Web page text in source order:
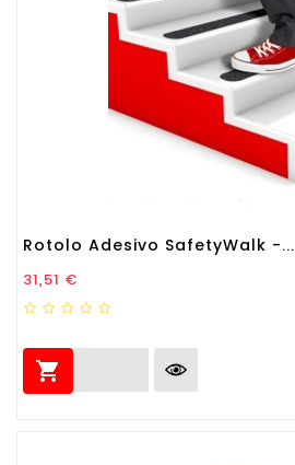
Rotolo Adesivo SafetyWalk -...
Prezzo
31,51 €
